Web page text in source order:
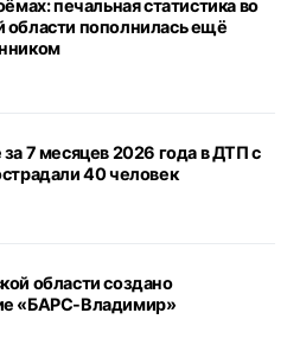
печальная статистика во
области пополнилась ещё
7 месяцев 2026 года в ДТП с
40 человек
области создано
«БАРС-Владимир»